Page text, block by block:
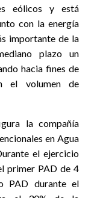
eólicos y está
con la energía
importante de la
plazo un
hacia fines de
el volumen de
la compañía
en Agua
el ejercicio
primer PAD de 4
PAD durante el